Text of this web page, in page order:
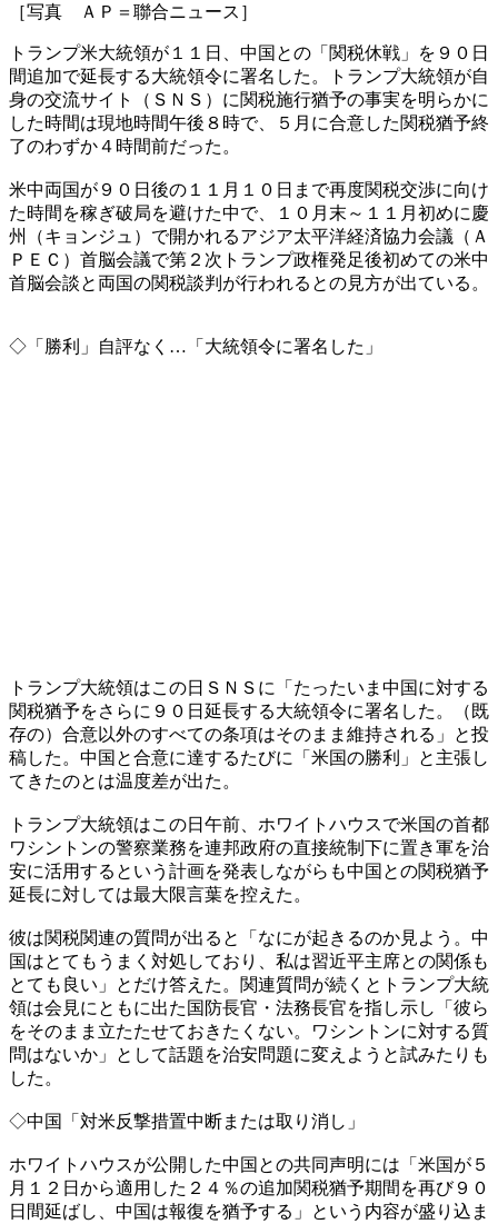
［写真 ＡＰ＝聯合ニュース］
トランプ米大統領が１１日、中国との「関税休戦」を９０日
間追加で延長する大統領令に署名した。トランプ大統領が自
身の交流サイト（ＳＮＳ）に関税施行猶予の事実を明らかに
した時間は現地時間午後８時で、５月に合意した関税猶予終
了のわずか４時間前だった。
米中両国が９０日後の１１月１０日まで再度関税交渉に向け
た時間を稼ぎ破局を避けた中で、１０月末～１１月初めに慶
州（キョンジュ）で開かれるアジア太平洋経済協力会議（Ａ
ＰＥＣ）首脳会議で第２次トランプ政権発足後初めての米中
首脳会談と両国の関税談判が行われるとの見方が出ている。
◇「勝利」自評なく…「大統領令に署名した」
トランプ大統領はこの日ＳＮＳに「たったいま中国に対する
関税猶予をさらに９０日延長する大統領令に署名した。（既
存の）合意以外のすべての条項はそのまま維持される」と投
稿した。中国と合意に達するたびに「米国の勝利」と主張し
てきたのとは温度差が出た。
トランプ大統領はこの日午前、ホワイトハウスで米国の首都
ワシントンの警察業務を連邦政府の直接統制下に置き軍を治
安に活用するという計画を発表しながらも中国との関税猶予
延長に対しては最大限言葉を控えた。
彼は関税関連の質問が出ると「なにが起きるのか見よう。中
国はとてもうまく対処しており、私は習近平主席との関係も
とても良い」とだけ答えた。関連質問が続くとトランプ大統
領は会見にともに出た国防長官・法務長官を指し示し「彼ら
をそのまま立たたせておきたくない。ワシントンに対する質
問はないか」として話題を治安問題に変えようと試みたりも
した。
◇中国「対米反撃措置中断または取り消し」
ホワイトハウスが公開した中国との共同声明には「米国が５
月１２日から適用した２４％の追加関税猶予期間を再び９０
日間延ばし、中国は報復を猶予する」という内容が盛り込ま